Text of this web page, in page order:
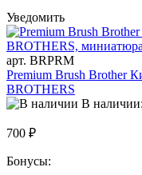
Уведомить
арт. BRPRM
Premium Brush Brother
BROTHERS
В
700 ₽
Бонусы: